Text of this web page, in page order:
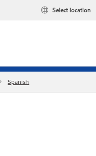
Select location
Spanish